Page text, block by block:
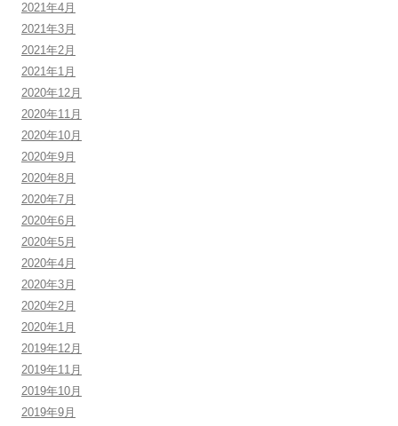
2021年4月
2021年3月
2021年2月
2021年1月
2020年12月
2020年11月
2020年10月
2020年9月
2020年8月
2020年7月
2020年6月
2020年5月
2020年4月
2020年3月
2020年2月
2020年1月
2019年12月
2019年11月
2019年10月
2019年9月